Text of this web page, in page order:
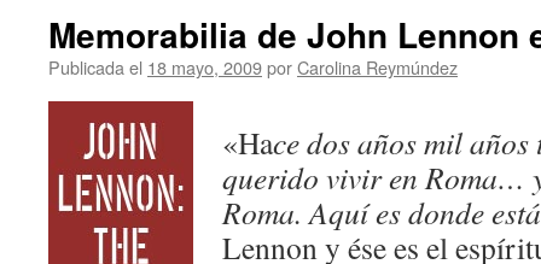
Memorabilia de John Lennon
Publicada el 18 mayo, 2009porCarolina Reymúndez
«Hace dos años mil
querido vivir en Roma…
Roma. Aquí es donde
Lennon y ése es el